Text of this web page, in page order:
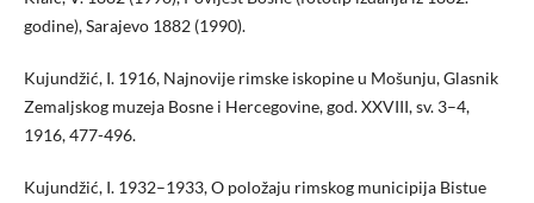
godine), Sarajevo 1882 (1990).
Kujundžić, I. 1916, Najnovije rimske iskopine u Mošunju, Glasnik
Zemaljskog muzeja Bosne i Hercegovine, god. XXVIII, sv. 3–4,
1916, 477-496.
Kujundžić, I. 1932–1933, O položaju rimskog municipija Bistue